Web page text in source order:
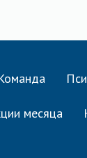
месяца